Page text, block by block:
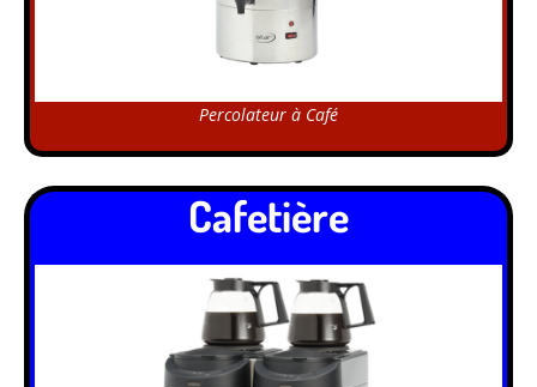
Percolateur à Café
Cafetière